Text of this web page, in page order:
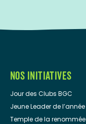
NOS INITIATIVES
Jour des Clubs BGC
Jeune Leader de l’année
Temple de la renommée